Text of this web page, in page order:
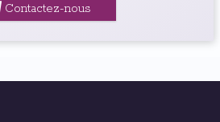
Contactez-nous